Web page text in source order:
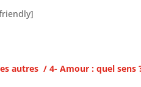
autres / 4- Amour : quel sens